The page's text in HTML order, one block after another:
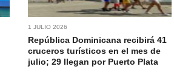
1 JULIO 2026
República Dominicana recibirá 41
cruceros turísticos en el mes de
julio; 29 llegan por Puerto Plata